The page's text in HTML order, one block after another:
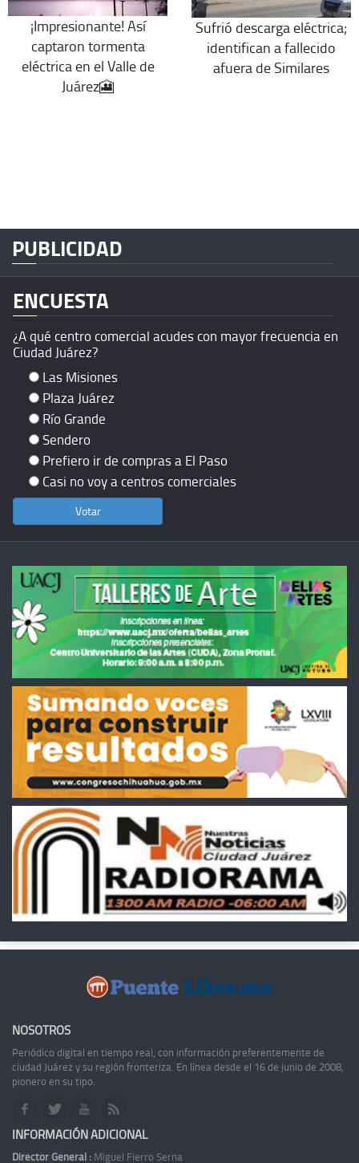
¡Impresionante! Así
captaron tormenta
eléctrica en el Valle de
Juárez🎦
Sufrió descarga eléctrica;
identifican a fallecido
afuera de Similares
PUBLICIDAD
ENCUESTA
¿A qué centro comercial acudes con mayor frecuencia en
Ciudad Juárez?
Las Misiones
Plaza Juárez
Río Grande
Sendero
Prefiero ir de compras a El Paso
Casi no voy a centros comerciales
NOSOTROS
Periódico digital en tiempo real, con información preferentemente de
ciudad Juárez y su región fronteriza. En línea desde el 16 de junio de 2008,
pionero en su tipo.
INFORMACIÓN ADICIONAL
Director General : Miguel Fierro Serna